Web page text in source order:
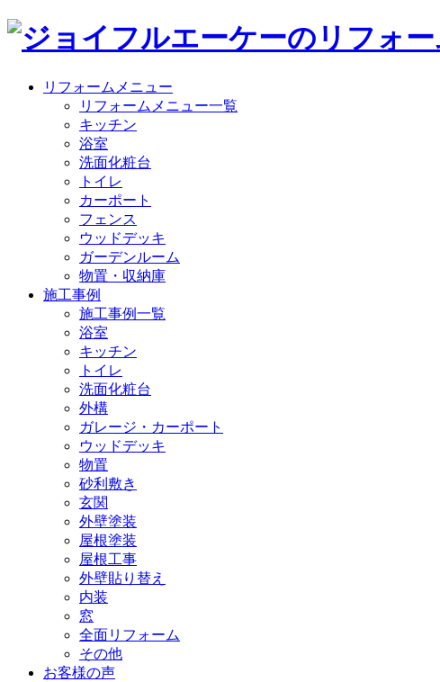
リフォームメニュー
リフォームメニュー一覧
キッチン
浴室
洗面化粧台
トイレ
カーポート
フェンス
ウッドデッキ
ガーデンルーム
物置・収納庫
施工事例
施工事例一覧
浴室
キッチン
トイレ
洗面化粧台
外構
ガレージ・カーポート
ウッドデッキ
物置
砂利敷き
玄関
外壁塗装
屋根塗装
屋根工事
外壁貼り替え
内装
窓
全面リフォーム
その他
お客様の声